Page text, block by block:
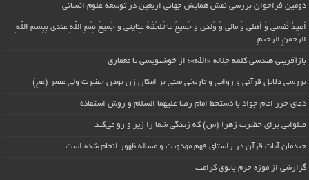
دومین فراخوان بررسی نقش همایش جهانی اربعین در توسعه علوم انسانی
اُعیذُ نَفسی وَ أهلی وَ مالی وَ وُلدی و جَمیعَ ما تَلحَقُهُ عِنایتی و جَمیعَ نِعَمِ اللّهِ عِندی بِبِسمِ اللّهِ
الرَّحمنِ الرَّحیمِ
بازآفرینی هندسی کلمه جلاله «الله»؛ از خوشنویسی تا معماری
بررسی دلایل قرآنی و روایی و تاریخی مبنی بر امکان زن بودن حضرت ولی عصر (عج)
دعای حرز امام جواد با دستخط امام رضا علیهما السلام و روش استفاده
صلواتی برای حضرت زهرا (س) که زندگی شما را زیر و رو می‌کند
چیدمان آیات قرآن در راستای فهم مهدویت و مساله ظهور انجام شده است
گزارشی از موزه حرم بانوی کرامت